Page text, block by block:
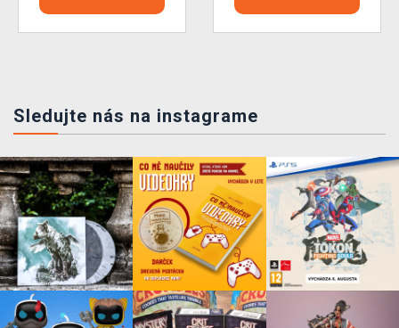
Sledujte nás na instagrame